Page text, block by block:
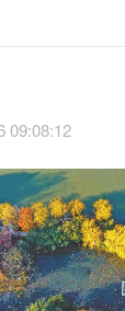
09:08:12